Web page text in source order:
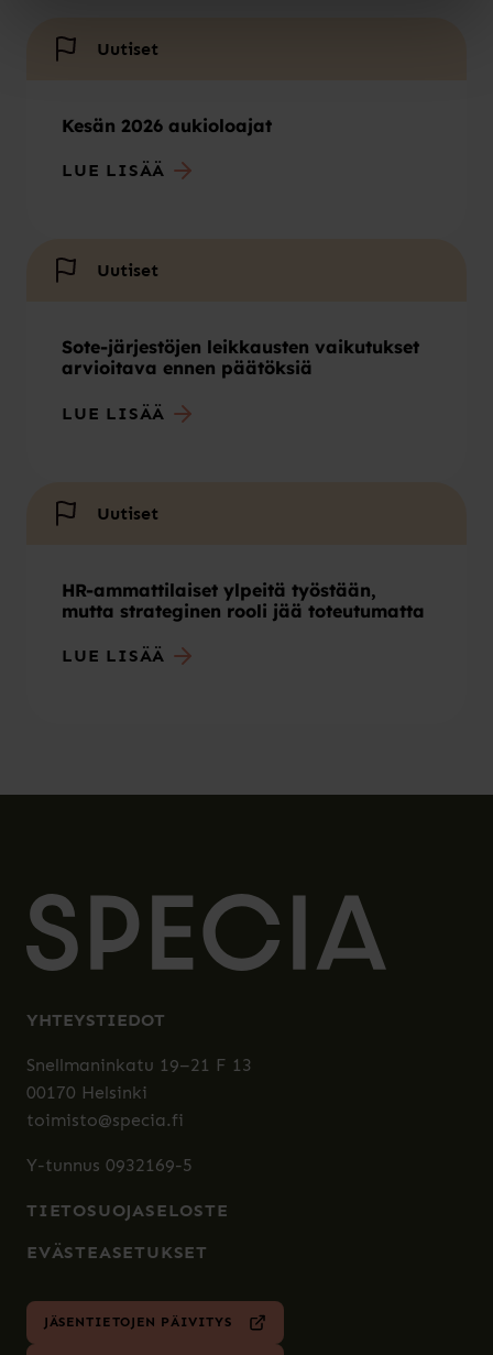
Uutiset
Kesän 2026 aukioloajat
LUE LISÄÄ
Uutiset
Sote-järjestöjen leikkausten vaikutukset
arvioitava ennen päätöksiä
LUE LISÄÄ
Uutiset
HR-ammattilaiset ylpeitä työstään,
mutta strateginen rooli jää toteutumatta
LUE LISÄÄ
YHTEYSTIEDOT
Snellmaninkatu 19–21 F 13
00170 Helsinki
toimisto@specia.fi
Y-tunnus 0932169-5
TIETOSUOJASELOSTE
EVÄSTEASETUKSET
JÄSENTIETOJEN PÄIVITYS